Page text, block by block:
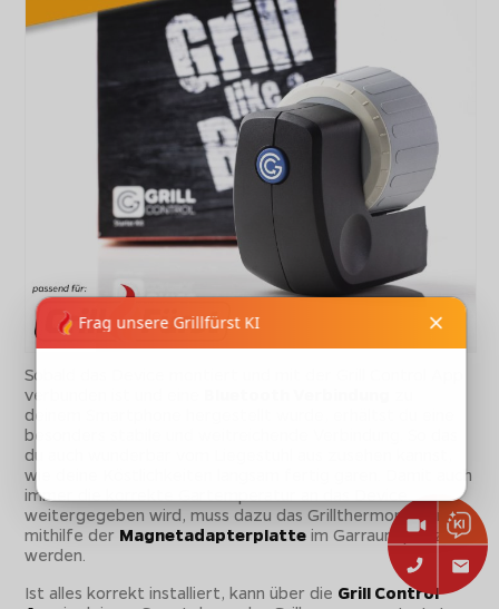
Sobald das Device montiert und mit der Grill Control App
verbunden ist und eine
deinem Smartphone hergestellt wurde, erhältst du eine
besonders stabile und weitreichende Verbindung. So das
du auch wunderbar vom Liegestuhl aus zusehen kannst,
wie deine Köstlichkeiten langsam fertig garen. Damit auch
immer die korrekte Gartemperatur an das Device
weitergegeben wird, muss dazu das Grillthermometer
mithilfe der Magnetadapterplatte im Garraum platziert
werden.
Ist alles korrekt installiert, kann über die Grill Control